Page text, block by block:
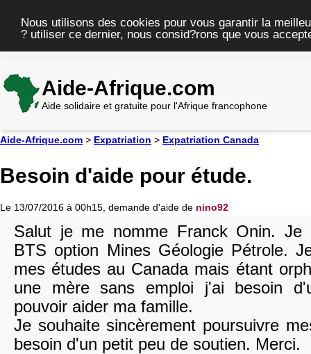
Nous utilisons des cookies pour vous garantir la
? utiliser ce dernier, nous consid?rons que vous
Aide-Afrique.com
Aide solidaire et gratuite pour l'Afrique francophone
Aide-Afrique.com > Expatriation > Expatriation Canada
Besoin d'aide pour étude.
Le 13/07/2016 à 00h15, demande d'aide de nino92
Salut je me nomme Franck Onin. Je
BTS option Mines Géologie Pétrole.
mes études au Canada mais étant
une mère sans emploi j'ai besoin
pouvoir aider ma famille.
Je souhaite sincèrement poursuivre
besoin d'un petit peu de soutien. Merci.